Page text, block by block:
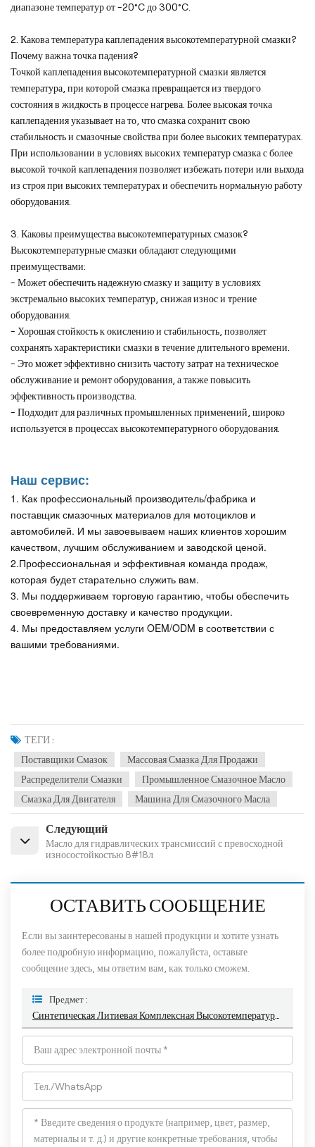
диапазоне температур от -20°C до 300°C.
2. Какова температура каплепадения высокотемпературной смазки?
Почему важна точка падения?
Точкой каплепадения высокотемпературной смазки является
температура, при которой смазка превращается из твердого
состояния в жидкость в процессе нагрева. Более высокая точка
каплепадения указывает на то, что смазка сохранит свою
стабильность и смазочные свойства при более высоких температурах.
При использовании в условиях высоких температур смазка с более
высокой точкой каплепадения позволяет избежать потери или выхода
из строя при высоких температурах и обеспечить нормальную работу
оборудования.
3. Каковы преимущества высокотемпературных смазок?
Высокотемпературные смазки обладают следующими
преимуществами:
- Может обеспечить надежную смазку и защиту в условиях
экстремально высоких температур, снижая износ и трение
оборудования.
- Хорошая стойкость к окислению и стабильность, позволяет
сохранять характеристики смазки в течение длительного времени.
- Это может эффективно снизить частоту затрат на техническое
обслуживание и ремонт оборудования, а также повысить
эффективность производства.
- Подходит для различных промышленных применений, широко
используется в процессах высокотемпературного оборудования.
Наш сервис:
1. Как профессиональный производитель/фабрика и
поставщик смазочных материалов для мотоциклов и
автомобилей. И мы завоевываем наших клиентов хорошим
качеством, лучшим обслуживанием и заводской ценой.
2.Профессиональная и эффективная команда продаж,
которая будет старательно служить вам.
3. Мы поддерживаем торговую гарантию, чтобы обеспечить
своевременную доставку и качество продукции.
4. Мы предоставляем услуги OEM/ODM в соответствии с
вашими требованиями.
ТЕГИ :
Поставщики Смазок
Массовая Смазка Для Продажи
Распределители Смазки
Промышленное Смазочное Масло
Смазка Для Двигателя
Машина Для Смазочного Масла
Следующий
Масло для гидравлических трансмиссий с превосходной
износостойкостью 8#18л
ОСТАВИТЬ СООБЩЕНИЕ
Если вы заинтересованы в нашей продукции и хотите узнать
более подробную информацию, пожалуйста, оставьте
сообщение здесь, мы ответим вам, как только сможем.
Предмет :